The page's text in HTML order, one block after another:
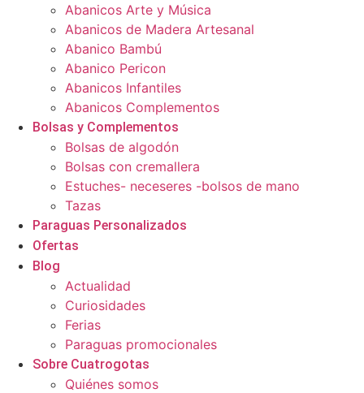
Abanicos Arte y Música
Abanicos de Madera Artesanal
Abanico Bambú
Abanico Pericon
Abanicos Infantiles
Abanicos Complementos
Bolsas y Complementos
Bolsas de algodón
Bolsas con cremallera
Estuches- neceseres -bolsos de mano
Tazas
Paraguas Personalizados
Ofertas
Blog
Actualidad
Curiosidades
Ferias
Paraguas promocionales
Sobre Cuatrogotas
Quiénes somos